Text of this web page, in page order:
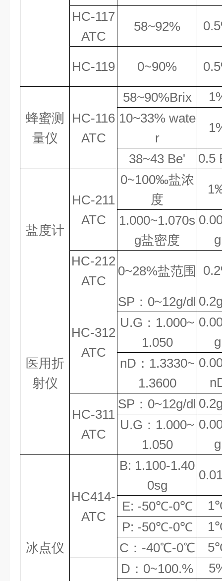
HC-117
ATC
58~92%
HC-119 0~90%
蜂蜜测
量仪
HC-116
ATC
58~90%Brix 1
10~33% wate
r
38~43 Be' 0.5
盐度计
HC-211
ATC
0~100‰盐浓
度
1
1.000~1.070s
g盐密度
g
HC-212
ATC
0~28%盐范围
医用折
射仪
HC-312
ATC
SP ： 0~12g/dl
U.G ： 1.000~
1.050
g
nD ： 1.3330~
1.3600
HC-311
ATC
SP ： 0~12g/dl
U.G ： 1.000~
1.050
g
冰点仪
HC414-
ATC
B: 1.100-1.40
0sg
E: -50℃-0℃ 1
P: -50℃-0℃ 1
C ： -40℃-0℃ 5
D ： 0~100.%